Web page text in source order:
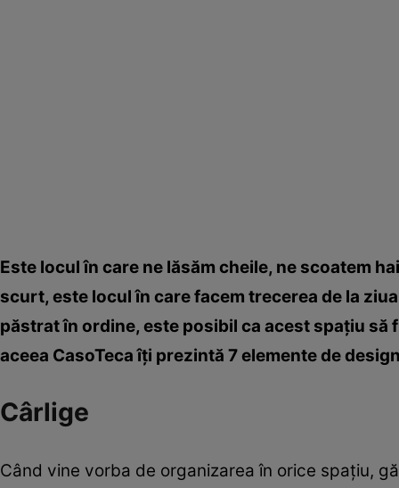
Este locul în care ne lăsăm cheile, ne scoatem
scurt, este locul în care facem trecerea de la
păstrat în ordine, este posibil ca acest spaţiu
aceea CasoTeca îţi prezintă 7 elemente de
Cârlige
Când vine vorba de organizarea în orice spaţiu,